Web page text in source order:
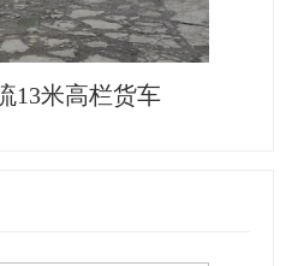
13米高栏货车